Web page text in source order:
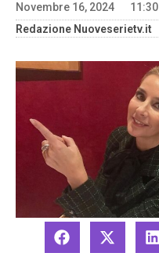
Novembre 16, 2024
11:30
Redazione Nuoveserietv.it